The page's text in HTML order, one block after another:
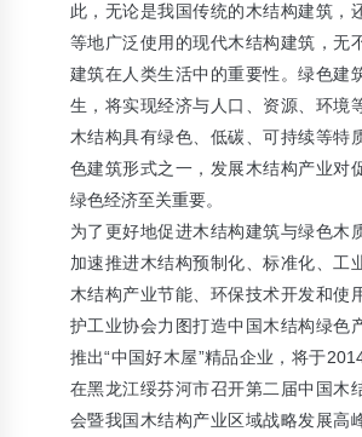
热烈祝贺《专家讲堂》正式开办
2013年2月18日
华惠建筑:木结构专业服务
2013年9月17日
前景看好，人才聚至
贵州省《连片木结构村寨火灾防控关键技术研究与应
目实施取得显著成效
2017年7月24日
中国林产工业协会鼎立举办木结构建筑展
2014年4月1日
此，无论是我国传统的木结构建筑，
等地广泛使用的现代木结构建筑，无
建筑在人类生活中的重要性。绿色建
生，将实现经济与人口、资源、环境
木结构具有绿色、低碳、可持续等特
色建筑形式之一，发展木结构产业对
绿色经济至关重要。
为了更好地促进木结构建筑与绿色木
加速推进木结构预制化、标准化、工
木结构产业节能、环保技术开发和使
护工业协会力图打造中国木结构绿色
推出“中国好木屋”精品企业，将于
在黑龙江绥芬河市召开第二届中国木
会暨我国木结构产业区域战略发展高